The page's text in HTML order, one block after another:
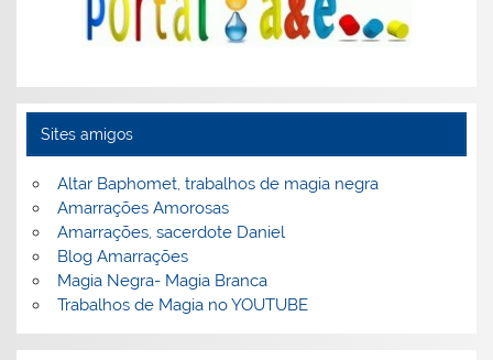
Sites amigos
Altar Baphomet, trabalhos de magia negra
Amarrações Amorosas
Amarrações, sacerdote Daniel
Blog Amarrações
Magia Negra- Magia Branca
Trabalhos de Magia no YOUTUBE